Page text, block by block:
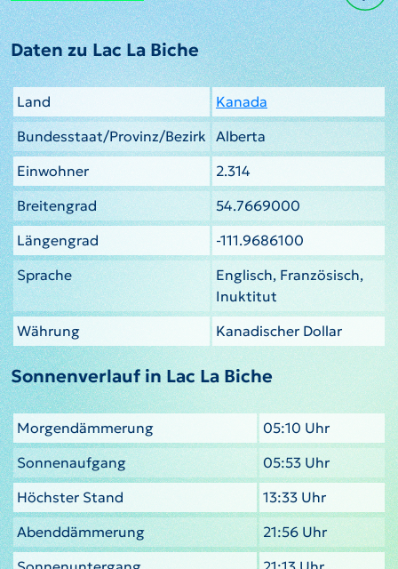
Daten zu Lac La Biche
Land
Kanada
Bundesstaat/Provinz/Bezirk Alberta
Einwohner
2.314
Breitengrad
54.7669000
Längengrad
-111.9686100
Sprache
Englisch, Französisch,
Inuktitut
Währung
Kanadischer Dollar
Sonnenverlauf in Lac La Biche
Morgendämmerung
05:10 Uhr
Sonnenaufgang
05:53 Uhr
Höchster Stand
13:33 Uhr
Abenddämmerung
21:56 Uhr